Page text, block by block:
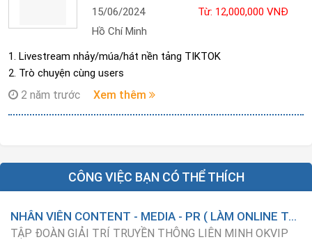
15/06/2024
Từ: 12,000,000 VNĐ
Hồ Chí Minh
1. Livestream nhảy/múa/hát nền tảng TIKTOK
2. Trò chuyện cùng users
2 năm trước Xem thêm
CÔNG VIỆC BẠN CÓ THỂ THÍCH
NHÂN VIÊN CONTENT - MEDIA - PR ( LÀM ONLINE TẠI NHÀ )
TẬP ĐOÀN GIẢI TRÍ TRUYỀN THÔNG LIÊN MINH OKVIP